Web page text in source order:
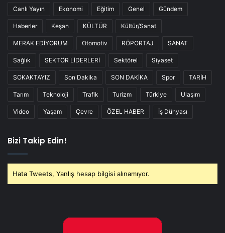
Canlı Yayın Ekonomi Eğitim Genel Gündem
Haberler Keşan KÜLTÜR Kültür/Sanat
MERAK EDİYORUM Otomotiv RÖPORTAJ SANAT
Sağlık SEKTÖR LİDERLERİ Sektörel Siyaset
SOKAKTAYIZ Son Dakika SON DAKİKA Spor TARİH
Tarım Teknoloji Trafik Turizm Türkiye Ulaşım
Video Yaşam Çevre ÖZEL HABER İş Dünyası
Bizi Takip Edin!
Hata Tweets, Yanlış hesap bilgisi alınamıyor.